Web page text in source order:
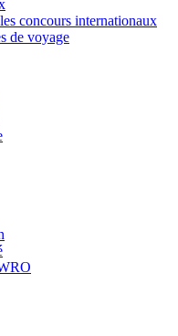
concours internationaux
de voyage